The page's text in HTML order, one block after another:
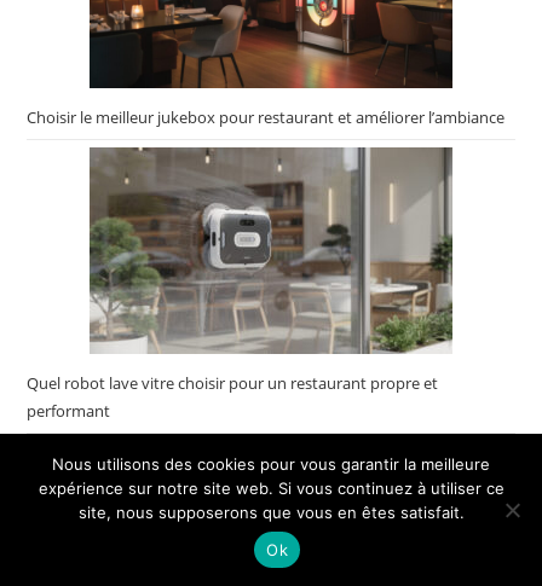
Choisir le meilleur jukebox pour restaurant et améliorer l’ambiance
Quel robot lave vitre choisir pour un restaurant propre et
performant
🔥 TOP VENTE
Jack Daniel's Tennessee Whiskey JUKEBOX
Nous utilisons des cookies pour vous garantir la meilleure
expérience sur notre site web. Si vous continuez à utiliser ce
site, nous supposerons que vous en êtes satisfait.
Ok